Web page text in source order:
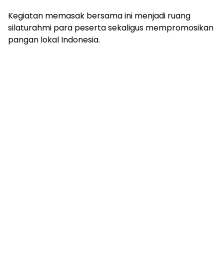
Kegiatan memasak bersama ini menjadi ruang
silaturahmi para peserta sekaligus mempromosikan
pangan lokal Indonesia.